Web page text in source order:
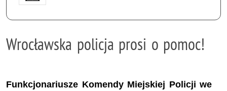
Wrocławska policja prosi o pomoc!
Funkcjonariusze Komendy Miejskiej Policji we